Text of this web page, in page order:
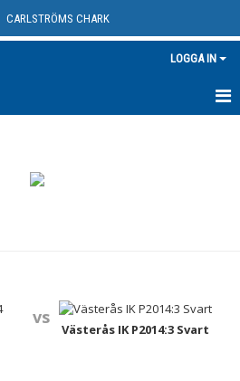
CARLSTRÖMS CHARK
LOGGA IN
vs
Västerås IK P2014:3 Svart